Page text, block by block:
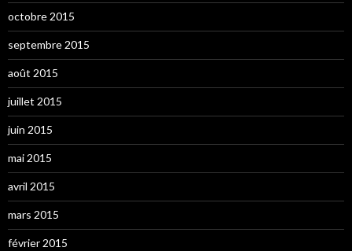
octobre 2015
septembre 2015
août 2015
juillet 2015
juin 2015
mai 2015
avril 2015
mars 2015
février 2015